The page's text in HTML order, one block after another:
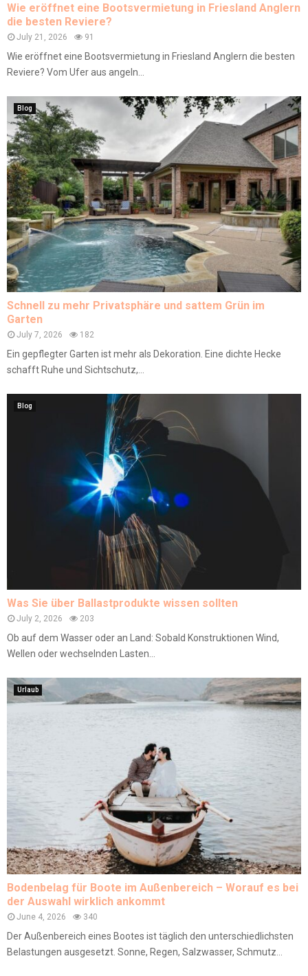
Wie eröffnet eine Bootsvermietung in Friesland Anglern
die besten Reviere?
July 21, 2026 91
Wie eröffnet eine Bootsvermietung in Friesland Anglern die besten
Reviere? Vom Ufer aus angeln...
Blog
Schnell zu mehr Privatsphäre und sattem Grün im
Garten
July 7, 2026 182
Ein gepflegter Garten ist mehr als Dekoration. Eine dichte Hecke
schafft Ruhe und Sichtschutz,...
Blog
Was Sie über Ballastprodukte wissen sollten
July 2, 2026 203
Ob auf dem Wasser oder an Land: Sobald Konstruktionen Wind,
Wellen oder wechselnden Lasten...
Urlaub
Bodenbelag für Boote im Außenbereich – Worauf es bei
der Auswahl wirklich ankommt
June 4, 2026 340
Der Außenbereich eines Bootes ist täglich den unterschiedlichsten
Belastungen ausgesetzt. Sonne, Regen, Salzwasser, Schmutz...